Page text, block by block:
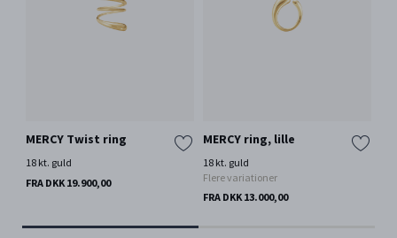
MERCY Twist ring
18 kt. guld
FRA DKK 19.900,00
MERCY ring, lille
18 kt. guld
Flere variationer
FRA DKK 13.000,00